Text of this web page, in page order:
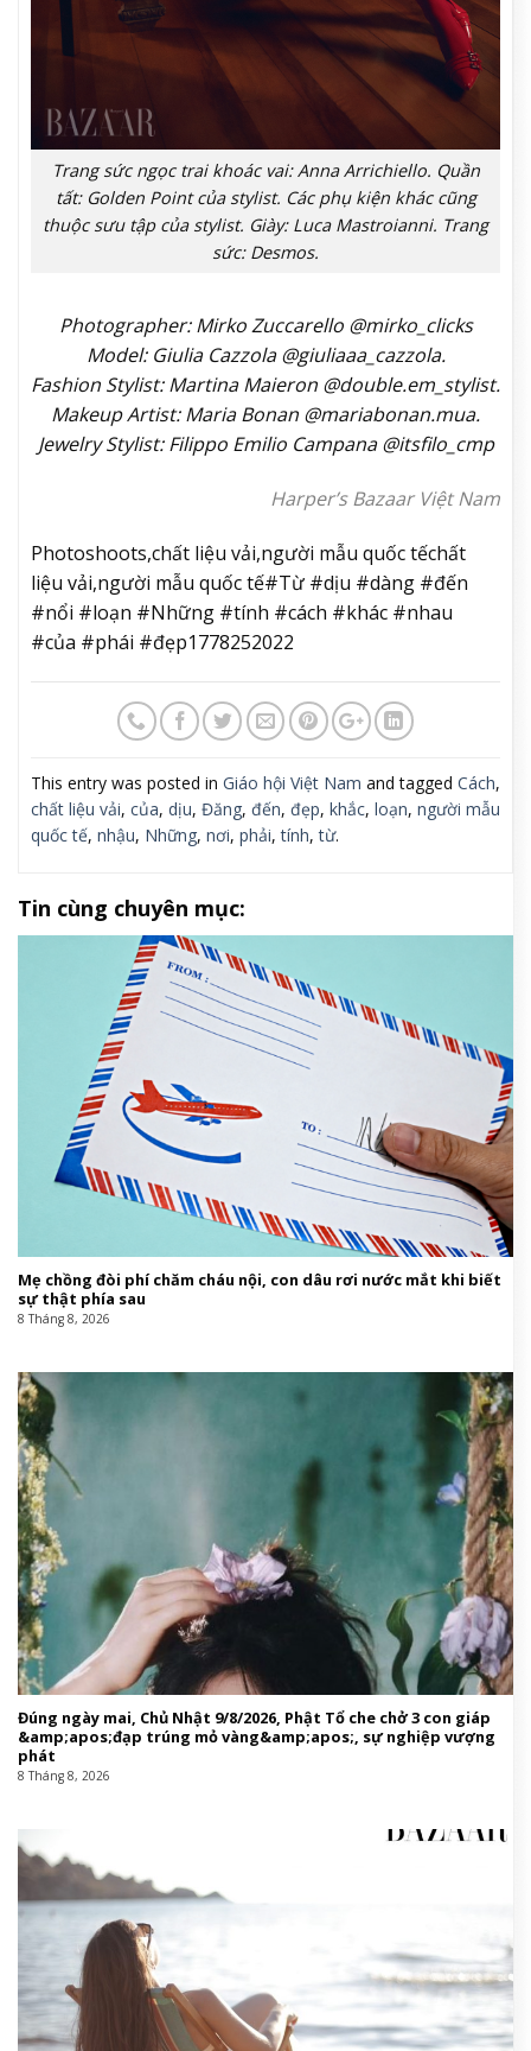
Trang sức ngọc trai khoác vai: Anna Arrichiello. Quần
tất: Golden Point của stylist. Các phụ kiện khác cũng
thuộc sưu tập của stylist. Giày: Luca Mastroianni. Trang
sức: Desmos.
Photographer: Mirko Zuccarello @mirko_clicks
Model: Giulia Cazzola @giuliaaa_cazzola.
Fashion Stylist: Martina Maieron @double.em_stylist.
Makeup Artist: Maria Bonan @mariabonan.mua.
Jewelry Stylist: Filippo Emilio Campana @itsfilo_cmp
Harper’s Bazaar Việt Nam
Photoshoots,chất liệu vải,người mẫu quốc tếchất
liệu vải,người mẫu quốc tế#Từ #dịu #dàng #đến
#nổi #loạn #Những #tính #cách #khác #nhau
#của #phái #đẹp1778252022
This entry was posted in Giáo hội Việt Nam and tagged Cách,
chất liệu vải, của, dịu, Đăng, đến, đẹp, khắc, loạn, người mẫu
quốc tế, nhậu, Những, nơi, phải,tính,từ.
Tin cùng chuyên mục:
Mẹ chồng đòi phí chăm cháu nội, con dâu rơi nước mắt khi biết
sự thật phía sau
8 Tháng 8, 2026
Đúng ngày mai, Chủ Nhật 9/8/2026, Phật Tổ che chở 3 con giáp
&amp;apos;đạp trúng mỏ vàng&amp;apos;, sự nghiệp vượng
phát
8 Tháng 8, 2026